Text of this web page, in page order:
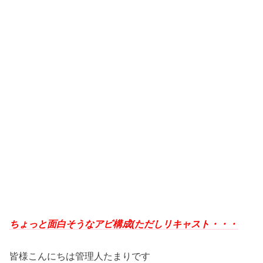
ちょっと面白そうなアビ構成(ただしリキャスト・・・
皆様こんにちは管理人たまりです